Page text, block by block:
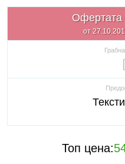
Офертата
от
Топ цена: